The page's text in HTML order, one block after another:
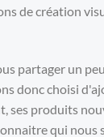
de création
partager un
donc choisi
ses produits
qui